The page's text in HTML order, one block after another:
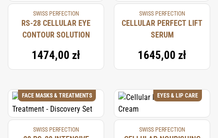
SWISS PERFECTION
RS-28 CELLULAR EYE
CONTOUR SOLUTION
1474,00 zł
SWISS PERFECTION
CELLULAR PERFECT LIFT
SERUM
1645,00 zł
FACE MASKS & TREATMENTS
SWISS PERFECTION
EYES & LIP CARE
SWISS PERFECTION